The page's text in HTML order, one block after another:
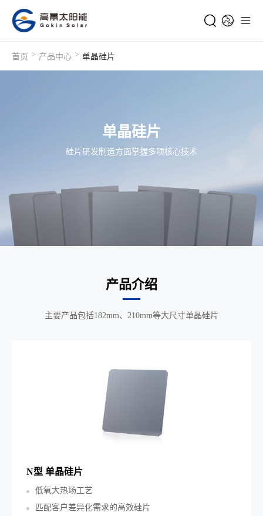
首页 > 产品中心 > 单晶硅片
单晶硅片
硅片研发制造方面掌握多项核心技术
产品介绍
主要产品包括182mm、210mm等大尺寸单晶硅片
N型 单晶硅片
低氧大热场工艺
匹配客户差异化需求的高效硅片